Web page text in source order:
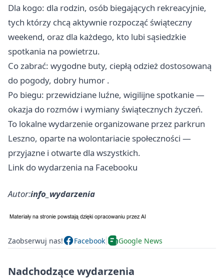
Dla kogo: dla rodzin, osób biegających rekreacyjnie,
tych którzy chcą aktywnie rozpocząć świąteczny
weekend, oraz dla każdego, kto lubi sąsiedzkie
spotkania na powietrzu.
Co zabrać: wygodne buty, ciepłą odzież dostosowaną
do pogody, dobry humor .
Po biegu: przewidziane luźne, wigilijne spotkanie —
okazja do rozmów i wymiany świątecznych życzeń.
To lokalne wydarzenie organizowane przez parkrun
Leszno, oparte na wolontariacie społeczności —
przyjazne i otwarte dla wszystkich.
Link do wydarzenia na Facebooku
Autor:info_wydarzenia
Zaobserwuj nas! Facebook Google News
Nadchodzące wydarzenia